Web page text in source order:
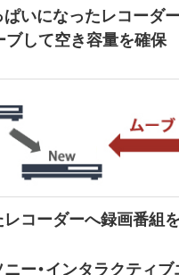
いになったレコーダ
ブして空き容量を確保
コーダーへ録画番組
ー・インタラクティ